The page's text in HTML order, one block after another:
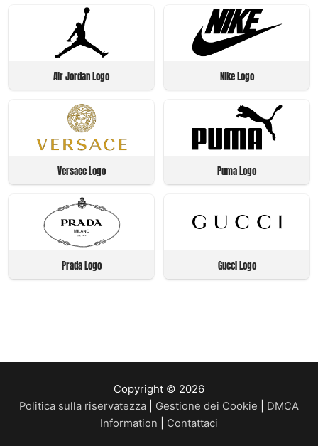
Air Jordan Logo Nike Logo
Versace Logo Puma Logo
Prada Logo Gucci Logo
Copyright © 2026
Politica sulla riservatezza
Gestione dei Cookie
DMCA
Information
Contattaci